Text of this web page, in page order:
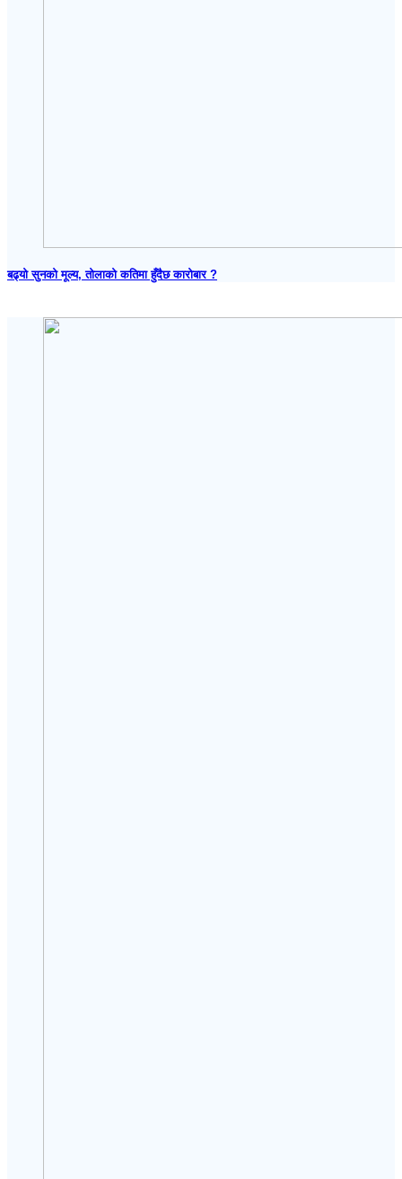
बढ्यो सुनको मूल्य, तोलाको कतिमा हुँदैछ कारोबार ?